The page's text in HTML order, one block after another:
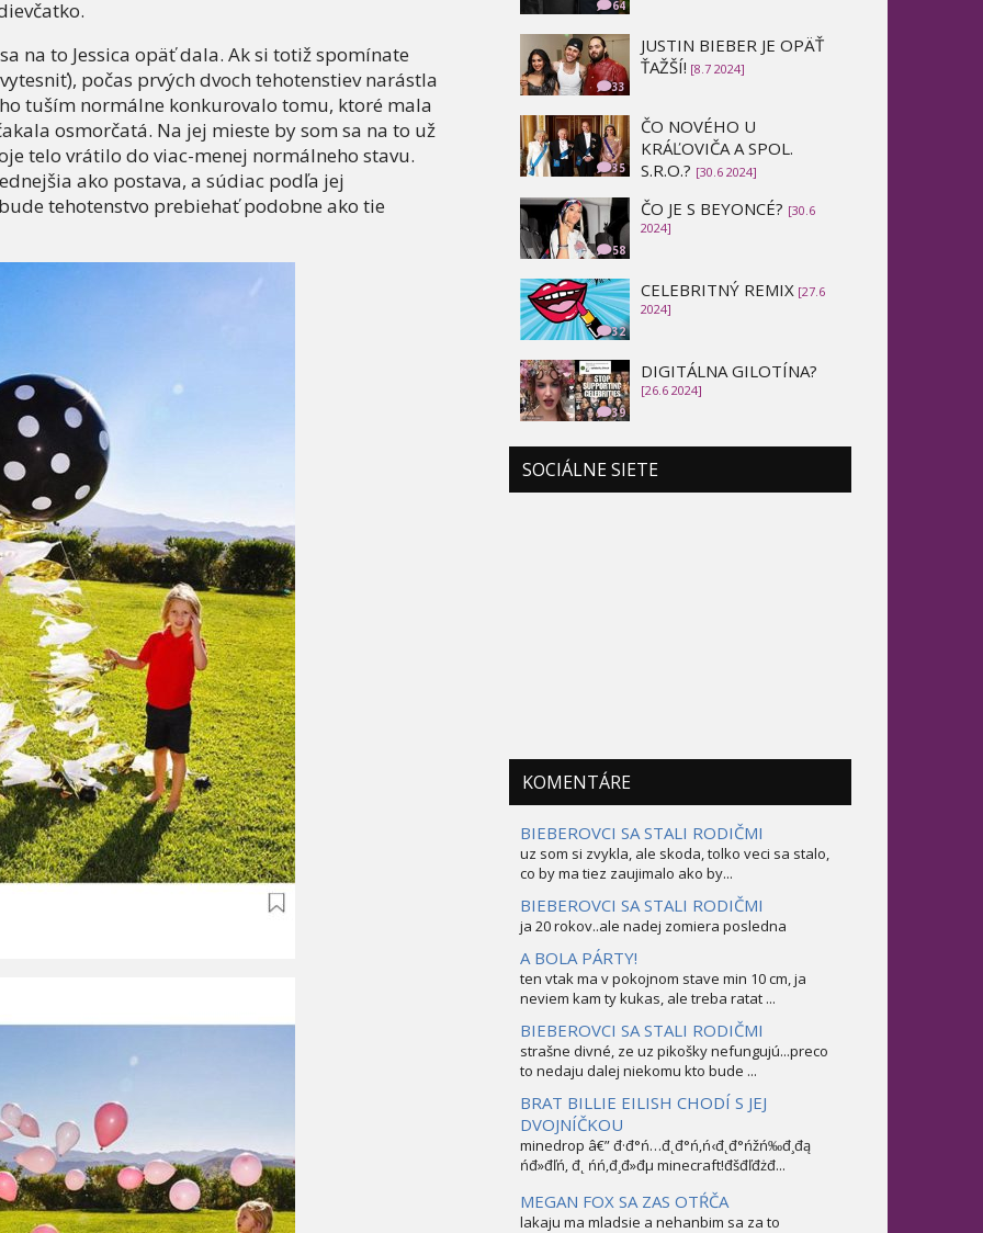
na to Jessica opäť dala. Ak si totiž spomínate
počas prvých dvoch tehotenstiev narástla
tuším normálne konkurovalo tomu, ktoré mala
osmorčatá. Na jej mieste by som sa na to už
telo vrátilo do viac-menej normálneho stavu.
ako postava, a súdiac podľa jej
tehotenstvo prebiehať podobne ako tie
64
33
JUSTIN BIEBER JE OPÄŤ
ŤAŽŠÍ! [8.7 2024]
35
ČO NOVÉHO U
KRÁĽOVIČA A SPOL.
S.R.O.? [30.6 2024]
58
ČO JE S BEYONCÉ? [30.6
2024]
32
CELEBRITNÝ REMIX [27.6
2024]
39
DIGITÁLNA GILOTÍNA?
[26.6 2024]
SOCIÁLNE SIETE
KOMENTÁRE
BIEBEROVCI SA STALI RODIČMI
uz som si zvykla, ale skoda, tolko veci sa stalo,
co by ma tiez zaujimalo ako by...
BIEBEROVCI SA STALI RODIČMI
ja 20 rokov..ale nadej zomiera posledna
A BOLA PÁRTY!
ten vtak ma v pokojnom stave min 10 cm, ja
neviem kam ty kukas, ale treba ratat ...
BIEBEROVCI SA STALI RODIČMI
strašne divné, ze uz pikošky nefungujú...preco
to nedaju dalej niekomu kto bude ...
BRAT BILLIE EILISH CHODÍ S JEJ
DVOJNÍČKOU
minedrop â€” đ·đ°ń…đ˛đ°ń‚ń‹đ˛đ°ńžń‰đ¸đą
ńđ»đľń‚ đ˛ ńń‚đ¸đ»đµ minecraft!đšđľđżđ...
MEGAN FOX SA ZAS OTŔČA
lakaju ma mladsie a nehanbim sa za to